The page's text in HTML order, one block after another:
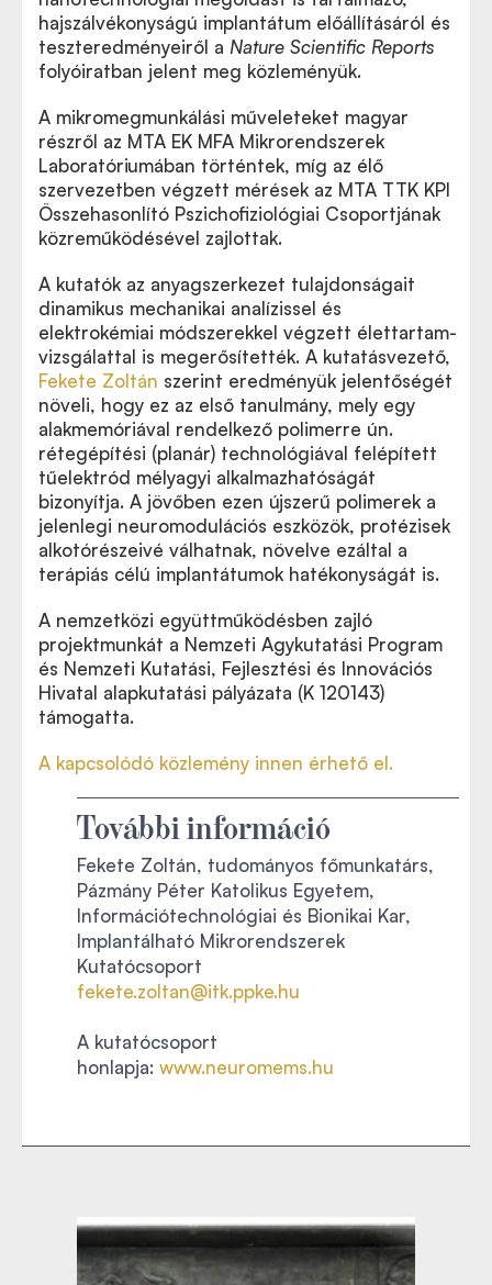
hajszálvékonyságú implantátum előállításáról és
teszteredményeiről a Nature Scientific Reports
folyóiratban jelent meg közleményük.
A mikromegmunkálási műveleteket magyar
részről az MTA EK MFA Mikrorendszerek
Laboratóriumában történtek, míg az élő
szervezetben végzett mérések az MTA TTK KPI
Összehasonlító Pszichofiziológiai Csoportjának
közreműködésével zajlottak.
A kutatók az anyagszerkezet tulajdonságait
dinamikus mechanikai analízissel és
elektrokémiai módszerekkel végzett élettartam-
vizsgálattal is megerősítették. A kutatásvezető,
Fekete Zoltán szerint eredményük jelentőségét
növeli, hogy ez az első tanulmány, mely egy
alakmemóriával rendelkező polimerre ún.
rétegépítési (planár) technológiával felépített
tűelektród mélyagyi alkalmazhatóságát
bizonyítja. A jövőben ezen újszerű polimerek a
jelenlegi neuromodulációs eszközök, protézisek
alkotórészeivé válhatnak, növelve ezáltal a
terápiás célú implantátumok hatékonyságát is.
A nemzetközi együttműködésben zajló
projektmunkát a Nemzeti Agykutatási Program
és Nemzeti Kutatási, Fejlesztési és Innovációs
Hivatal alapkutatási pályázata (K 120143)
támogatta.
A kapcsolódó közlemény innen érhető el.
További információ
Fekete Zoltán, tudományos főmunkatárs,
Pázmány Péter Katolikus Egyetem,
Információtechnológiai és Bionikai Kar,
Implantálható Mikrorendszerek
Kutatócsoport
fekete.zoltan@itk.ppke.hu
A kutatócsoport
honlapja: www.neuromems.hu